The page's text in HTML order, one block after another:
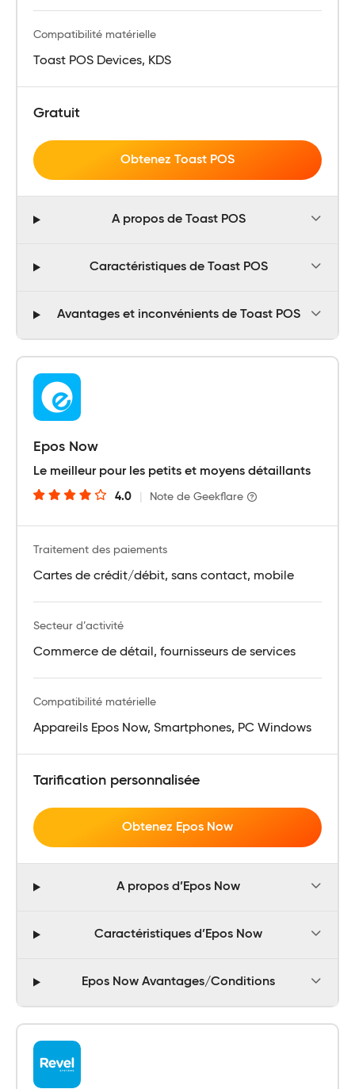
Compatibilité matérielle
Toast POS Devices, KDS
Gratuit
Obtenez Toast POS
A propos de Toast POS
Caractéristiques de Toast POS
Avantages et inconvénients de Toast POS
Epos Now
Le meilleur pour les petits et moyens détaillants
4.0 Note de Geekflare
Traitement des paiements
Cartes de crédit/débit, sans contact, mobile
Secteur d’activité
Commerce de détail, fournisseurs de services
Compatibilité matérielle
Appareils Epos Now, Smartphones, PC Windows
Tarification personnalisée
Obtenez Epos Now
A propos d’Epos Now
Caractéristiques d’Epos Now
Epos Now Avantages/Conditions